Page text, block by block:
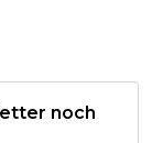
noch